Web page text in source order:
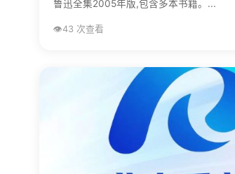
鲁迅全集2005年版,包含多本书籍。...
👁️43 次查看